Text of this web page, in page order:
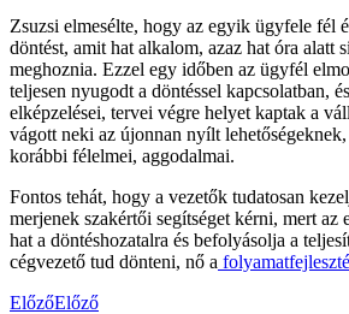
Zsuzsi elmesélte, hogy az egyik ügyfele fél
döntést, amit hat alkalom, azaz hat óra alatt
meghoznia. Ezzel egy időben az ügyfél
teljesen nyugodt a döntéssel kapcsolatban,
elképzelései, tervei végre helyet kaptak a
vágott neki az újonnan nyílt
korábbi félelmei, aggodalmai.
Fontos tehát, hogy a vezetők tudatosan
merjenek szakértői segítséget kérni, mert az
hat a döntéshozatalra és befolyásolja a
cégvezető tud dönteni, nő a
ElőzőElőző